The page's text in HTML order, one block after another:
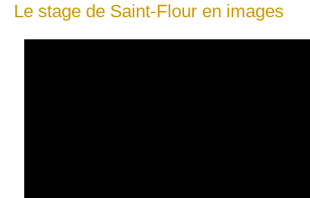
Le stage de Saint-Flour en images